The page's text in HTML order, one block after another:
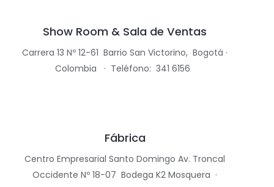
Show Room & Sala de Ventas
Carrera 13 Nº 12-61 Barrio San Victorino, Bogotá ·
Colombia
· Teléfono: 341 6156
Fábrica
Centro Empresarial Santo Domingo Av. Troncal
Occidente Nº 18-07 Bodega K2 Mosquera ·